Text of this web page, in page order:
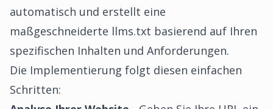
automatisch und erstellt eine
maßgeschneiderte llms.txt basierend auf Ihren
spezifischen Inhalten und Anforderungen.
Die Implementierung folgt diesen einfachen
Schritten: